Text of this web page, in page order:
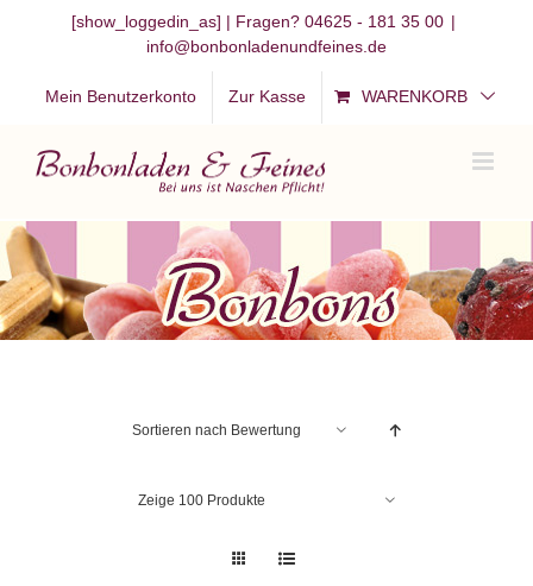
springen
[show_loggedin_as] | Fragen? 04625 - 181 35 00 |
info@bonbonladenundfeines.de
Mein Benutzerkonto Zur Kasse WARENKORB
Sortieren nach Bewertung
Zeige 100 Produkte